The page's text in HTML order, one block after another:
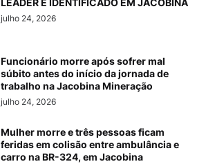
LEADER É IDENTIFICADO EM JACOBINA
julho 24, 2026
Funcionário morre após sofrer mal
súbito antes do início da jornada de
trabalho na Jacobina Mineração
julho 24, 2026
Mulher morre e três pessoas ficam
feridas em colisão entre ambulância e
carro na BR-324, em Jacobina